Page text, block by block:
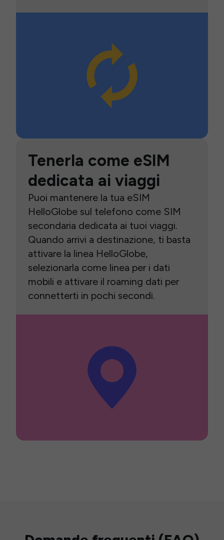
Tenerla come eSIM
dedicata ai viaggi
Puoi mantenere la tua eSIM
HelloGlobe sul telefono come SIM
secondaria dedicata ai tuoi viaggi.
Quando arrivi a destinazione, ti basta
attivare la linea HelloGlobe,
selezionarla come linea per i dati
mobili e attivare il roaming dati per
connetterti in pochi secondi.